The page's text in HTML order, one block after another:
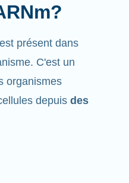
présent dans
C'est un
organismes
depuisdes